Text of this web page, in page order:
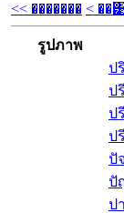
<< ������� <
รูปภาพ
ป
ป
ป
ป
ปั
ปั
ป